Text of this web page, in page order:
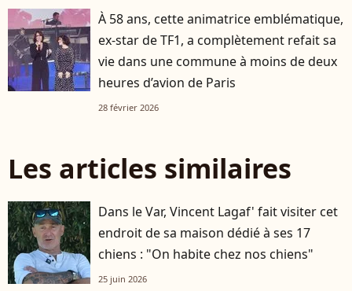
À 58 ans, cette animatrice emblématique,
ex-star de TF1, a complètement refait sa
vie dans une commune à moins de deux
heures d’avion de Paris
28 février 2026
Les articles similaires
Dans le Var, Vincent Lagaf' fait visiter cet
endroit de sa maison dédié à ses 17
chiens : "On habite chez nos chiens"
25 juin 2026